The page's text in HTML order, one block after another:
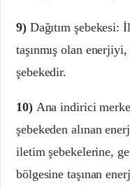
9)Dağıtım şebekesi:
taşınmış olan
şebekedir.
10)Ana indirici
şebekeden alınan
iletim şebekelerine,
bölgesine taşınan